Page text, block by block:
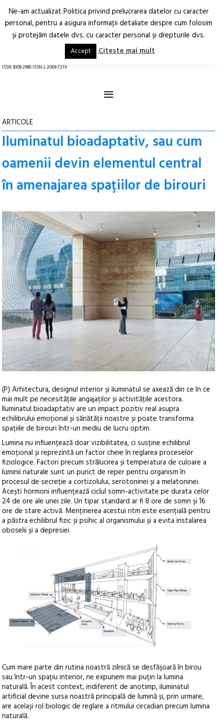
Arhitectură.
Oraș.
RO EN
ISSN 3008-2986 ISSN-L 2069-721X
≡
ARTICOLE
Iluminatul bioadaptativ, sau cum
oamenii devin elementul central
în amenajarea spațiilor de birouri
(P) Arhitectura, designul interior și iluminatul se axează din ce în ce
mai mult pe necesitățile angajaților și activitățile acestora.
Iluminatul bioadaptativ are un impact pozitiv real asupra
echilibrului emoțional și sănătății noastre și poate transforma
spațiile de birouri într-un mediu de lucru optim.
Lumina nu influențează doar vizibilitatea, ci susține echilibrul
emoțional și reprezintă un factor cheie în reglarea proceselor
fiziologice. Factori precum strălucirea și temperatura de culoare a
luminii naturale sunt un punct de reper pentru organism în
procesul de secreție a cortizolului, serotoninei și a melatoninei.
Acești hormoni influențează ciclul somn-activitate pe durata celor
24 de ore ale unei zile. Un tipar standard ar fi 8 ore de somn şi 16
ore de stare activă. Menținerea acestui ritm este esențială pentru
a păstra echilibrul fizic și psihic al organismului și a evita instalarea
oboselii și a depresiei.
Cum mare parte din rutina noastră zilnică se desfăşoară în birou
sau într-un spațiu interior, ne expunem mai puțin la lumina
naturală. În acest context, indiferent de anotimp, iluminatul
artificial devine sursa noastră principală de lumină și, prin urmare,
are același rol biologic de reglare a ritmului circadian precum lumina
naturală.
Ne-am actualizat Politica privind prelucrarea datelor cu caracter
personal, pentru a asigura informaţii detaliate despre cum folosim
şi protejăm datele dvs. cu caracter personal şi drepturile dvs.
Accept Citeste mai mult